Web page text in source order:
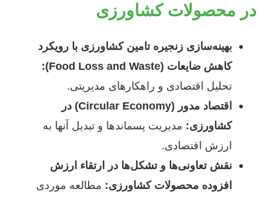
در محصولات کشاورزی
بهینه‌سازی زنجیره تامین کشاورزی با رویکرد
کاهش ضایعات (Food Loss and Waste):
تحلیل اقتصادی و راهکارهای مدیریتی.
اقتصاد مدور (Circular Economy) در
کشاورزی: مدیریت پسماندها و تبدیل آنها به
ارزش اقتصادی.
نقش تعاونی‌ها و تشکل‌ها در ارتقاء ارزش
افزوده محصولات کشاورزی: مطالعه موردی